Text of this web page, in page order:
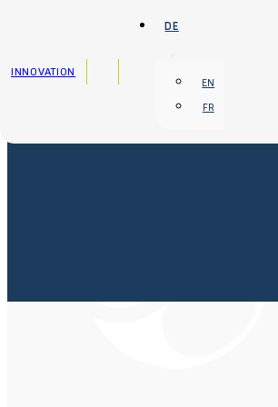
Zum Hauptinhalt springen Zum Footer springen
INNOVATION
DE
EN
FR